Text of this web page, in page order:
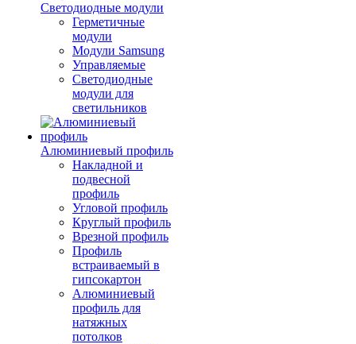
Светодиодные модули
Герметичные
модули
Модули Samsung
Управляемые
Светодиодные
модули для
светильников
Алюминиевый профиль
Накладной и
подвесной
профиль
Угловой профиль
Круглый профиль
Врезной профиль
Профиль
встраиваемый в
гипсокартон
Алюминиевый
профиль для
натяжных
потолков